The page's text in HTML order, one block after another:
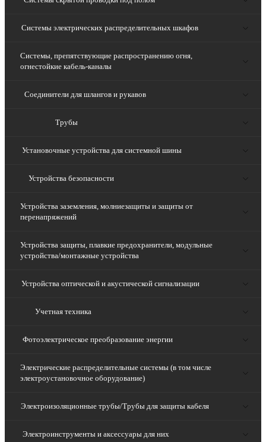
Системы электрических распределительных шкафов
Системы, препятствующие распространению огня,
огнестойкие кабель-каналы
Соединители для шлангов и рукавов
Трубы
Установочные устройства для системной шины
Устройства безопасности
Устройства заземления, молниезащиты и защиты от
перенапряжений
Устройства защиты, плавкие предохранители, модульные
устройства/монтажные устройства
Устройства оптической и акустической сигнализации
Учетная техника
Фотоэлектрическое преобразование энергии
Электрические распределительные системы (в том числе
электроустановочное оборудование)
Электроизоляционные трубы/Трубы для защиты кабеля
Электроинструменты и аксессуары для них